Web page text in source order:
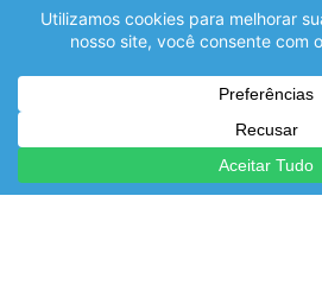
0 COMENTÁRIOS